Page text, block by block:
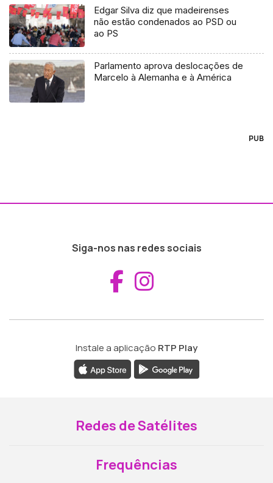
Edgar Silva diz que madeirenses
não estão condenados ao PSD ou
ao PS
Parlamento aprova deslocações de
Marcelo à Alemanha e à América
PUB
Siga-nos nas redes sociais
Aceder ao
Instale a aplicação RTP Play
Redes de Satélites
Frequências